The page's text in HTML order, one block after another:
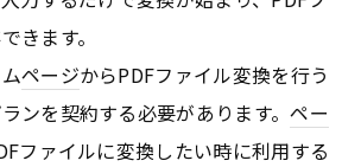
きます。
ページからPDFファイル変換を行う
ンを契約する必要があります。ペー
ファイルに変換したい時に利用する